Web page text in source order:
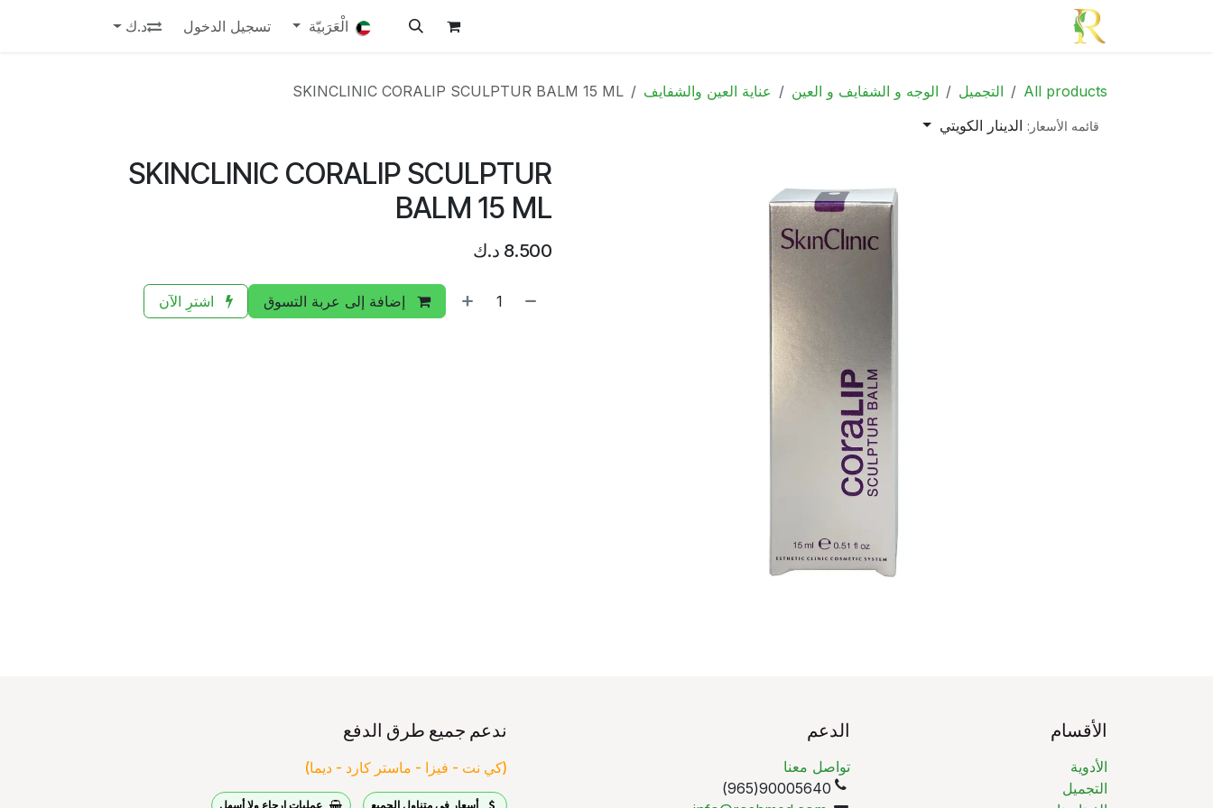
تخطي للذهاب إلى المحتوى
الْعَرَبيّة تسجيل الدخول د.ك
All products التجميل الوجه و الشفايف و العين عناية العين والشفايف SKINCLINIC CORALIP SCULPTUR BALM 15 ML
قائمه الأسعار: الدينار الكويتي
SKINCLINIC CORALIP SCULPTUR
BALM 15 ML
8.500 د.ك
إضافة إلى عربة التسوق اشترِ الآن
الأقسام
الأدوية
التجميل
الدعم
تواصل معنا
90005640(965)
ندعم جميع طرق الدفع
(كي نت - فيزا - ماستر كارد - ديما)
أسعار في متناول الجميع عمليات إرجاع ولا أسهل